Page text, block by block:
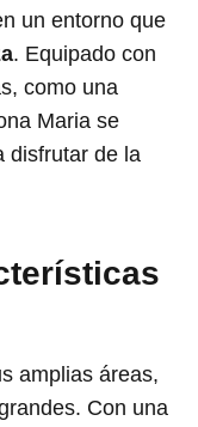
un entorno que
. Equipado con
como una
Maria se
disfrutar de la
amplias áreas,
Con una